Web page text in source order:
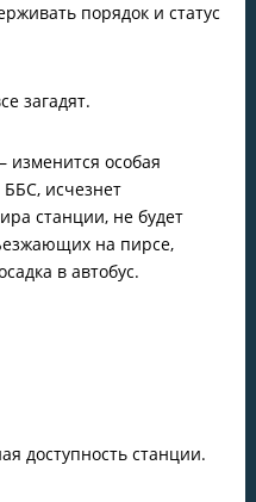
порядок и статус
загадят.
особая
исчезнет
станции, не будет
на пирсе,
в автобус.
доступность станции.